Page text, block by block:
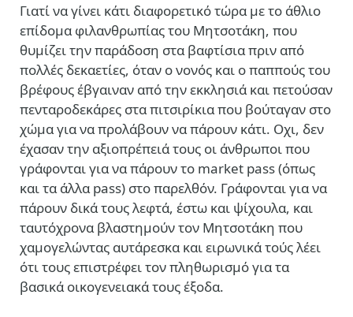
Γιατί να γίνει κάτι διαφορετικό τώρα με το άθλιο
επίδομα φιλανθρωπίας του Μητσοτάκη, που
θυμίζει την παράδοση στα βαφτίσια πριν από
πολλές δεκαετίες, όταν ο νονός και ο παππούς του
βρέφους έβγαιναν από την εκκλησιά και πετούσαν
πενταροδεκάρες στα πιτσιρίκια που βούταγαν στο
χώμα για να προλάβουν να πάρουν κάτι. Οχι, δεν
έχασαν την αξιοπρέπειά τους οι άνθρωποι που
γράφονται για να πάρουν το market pass (όπως
και τα άλλα pass) στο παρελθόν. Γράφονται για να
πάρουν δικά τους λεφτά, έστω και ψίχουλα, και
ταυτόχρονα βλαστημούν τον Μητσοτάκη που
χαμογελώντας αυτάρεσκα και ειρωνικά τούς λέει
ότι τους επιστρέφει τον πληθωρισμό για τα
βασικά οικογενειακά τους έξοδα.